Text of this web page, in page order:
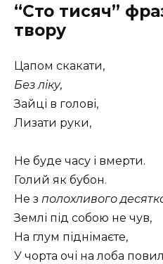
“Сто тисяч”
твору
Цапом скакати,
Без ліку,
Зайці в голові,
Лизати руки,
Не буде часу і вмерти.
Голий як бубон.
Не з полохливого
Землі під собою не чув,
На глум піднімаєте,
У чорта очі на лоба